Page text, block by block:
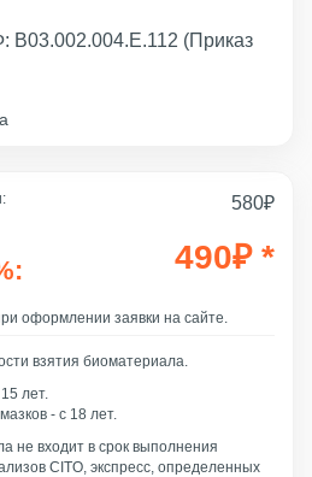
580₽
490₽ *
оформлении заявки на сайте.
взятия биоматериала.
лет.
- с 18 лет.
не входит в срок выполнения
CITO, экспресс, определенных
B03.002.004.Е.112 (Приказ